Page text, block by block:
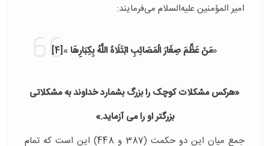
امیر المؤمنین علیه‌السلام می‌فرمایند:
«مَنْ عَظَّمَ صِغَارَ الْمَصَائِبِ ابْتَلَاهُ اللَّهُ بِكِبَارِهَا »
[4]
«هرکس مشکلات کوچک را بزرگ بشمارد خداوند به مشکلاتی
بزرگتر او را می آزماید.»
جمع میان این دو حکمت (387 و 448) این است که تمام